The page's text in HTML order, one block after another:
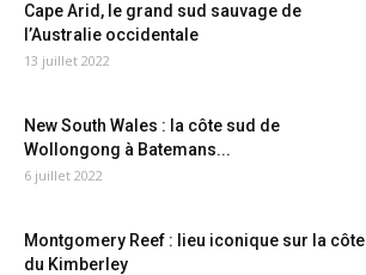
Cape Arid, le grand sud sauvage de
l’Australie occidentale
13 juillet 2022
New South Wales : la côte sud de
Wollongong à Batemans...
6 juillet 2022
Montgomery Reef : lieu iconique sur la côte
du Kimberley